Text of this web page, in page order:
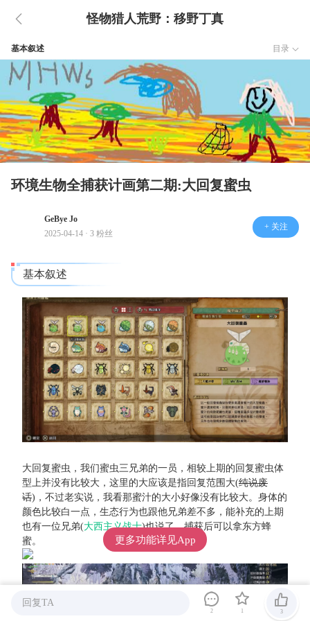
怪物猎人荒野：移野丁真
基本叙述 目录
环境生物全捕获计画第二期:大回复蜜虫
GeBye Jo
2025-04-14 · 3 粉丝
+ 关注
基本叙述
大回复蜜虫，我们蜜虫三兄弟的一员，相较上期的回复蜜虫体
型上并没有比较大，这里的大应该是指回复范围大(纯说废
话)，不过老实说，我看那蜜汁的大小好像没有比较大。身体的
颜色比较白一点，生态行为也跟他兄弟差不多，能补充的上期
也有一位兄弟(大西主义战士)也说了，捕获后可以拿东方蜂
蜜。
回复TA
2 1 3
更多功能详见App